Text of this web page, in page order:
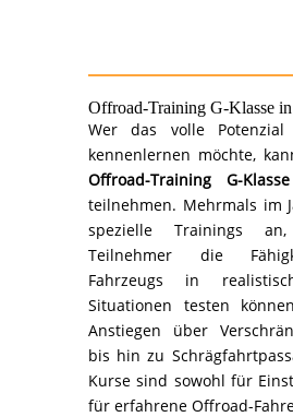
Offroad-Training G-Klasse
Wer das volle Potenzial
kennenlernen möchte,
Offroad-Training G-Klasse
teilnehmen. Mehrmals im
spezielle Trainings
Teilnehmer die
Fahrzeugs in
Situationen testen
Anstiegen über
bis hin zu
Kurse sind sowohl für
für erfahrene Offroad-